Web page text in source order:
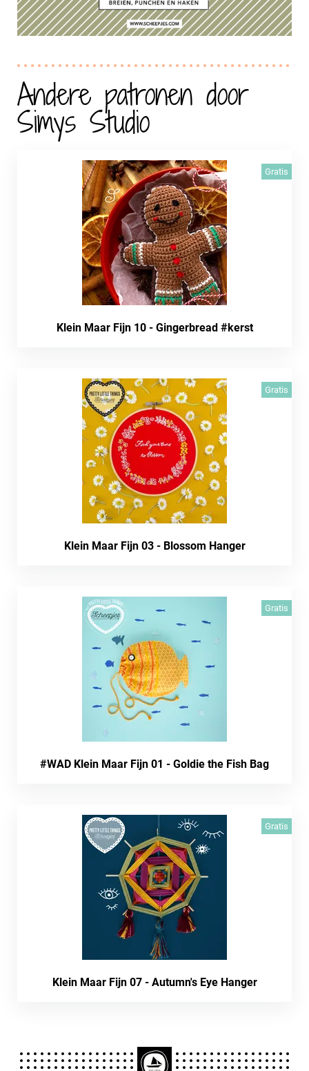
Andere patronen door
Simys Studio
Gratis
Klein Maar Fijn 10 - Gingerbread #kerst
Gratis
Klein Maar Fijn 03 - Blossom Hanger
Gratis
#WAD Klein Maar Fijn 01 - Goldie the Fish Bag
Gratis
Klein Maar Fijn 07 - Autumn's Eye Hanger